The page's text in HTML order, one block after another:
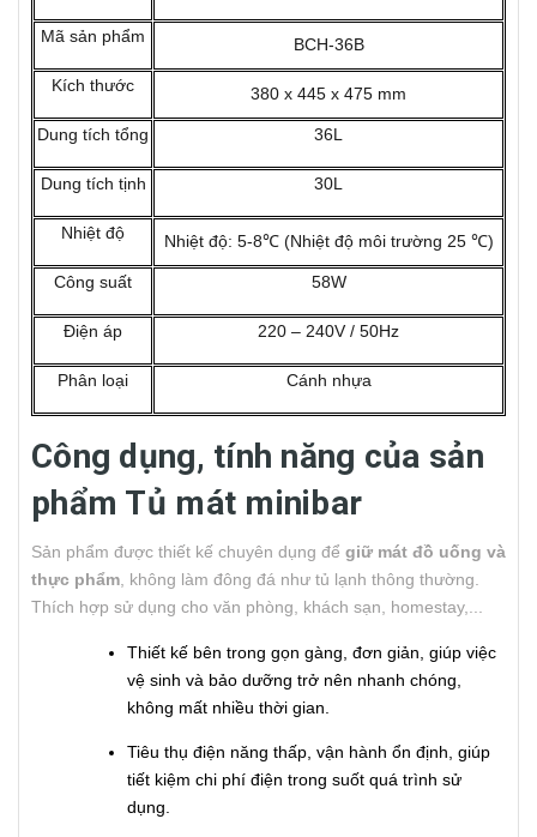
Mã sản phẩm BCH-36B
Kích thước 380 x 445 x 475 mm
Dung tích tổng 36L
Dung tích tịnh 30L
Nhiệt độ Nhiệt độ: 5-8℃ (Nhiệt độ môi trường 25 ℃)
Công suất 58W
Điện áp 220 – 240V / 50Hz
Phân loại Cánh nhựa
Công dụng, tính năng của sản
phẩm Tủ mát minibar
Sản phẩm được thiết kế chuyên dụng để giữ mát đồ uống và
thực phẩm , không làm đông đá như tủ lạnh thông thường.
Thích hợp sử dụng cho văn phòng, khách sạn, homestay,...
Thiết kế bên trong gọn gàng, đơn giản, giúp việc
vệ sinh và bảo dưỡng trở nên nhanh chóng,
không mất nhiều thời gian.
Tiêu thụ điện năng thấp, vận hành ổn định, giúp
tiết kiệm chi phí điện trong suốt quá trình sử
dụng.